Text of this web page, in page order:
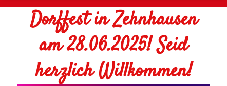
Dorffest in Zehnhausen
am 28.06.2025! Seid
herzlich Willkommen!